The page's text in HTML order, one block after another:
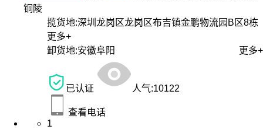
铜陵
揽货地:深圳龙岗区龙岗区布吉镇金鹏物流园B区8栋
更多+
卸货地:安徽阜阳 更多+
已认证 人气:10122
查看电话
1